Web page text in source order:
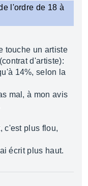
l'ordre de 18 à
touche un artiste
d'artiste):
14%, selon la
mal, à mon avis
c'est plus flou,
écrit plus haut.